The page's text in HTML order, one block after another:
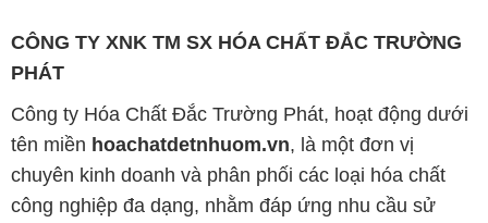
CÔNG TY XNK TM SX HÓA CHẤT ĐẮC TRƯỜNG
PHÁT
Công ty Hóa Chất Đắc Trường Phát, hoạt động dưới
tên miền hoachatdetnhuom.vn, là một đơn vị
chuyên kinh doanh và phân phối các loại hóa chất
công nghiệp đa dạng, nhằm đáp ứng nhu cầu sử